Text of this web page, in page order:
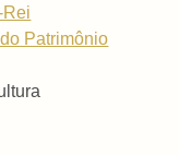
Rei
Patrimônio